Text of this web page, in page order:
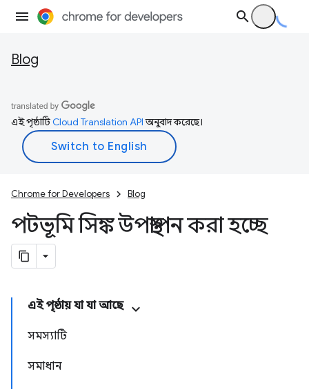
Blog
এই পৃষ্ঠাটিCloud Translation APIঅনুবাদ করেছে।
Chrome for Developers Blog
পটভূমি সিঙ্ক উপস্থাপন করা হচ্ছে
এই পৃষ্ঠায় যা যা আছে
সমস্যাটি
সমাধান